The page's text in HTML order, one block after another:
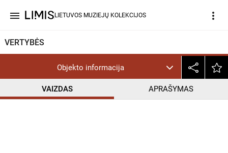
menu LIETUVOS MUZIEJŲ KOLEKCIJOS more_vert
VERTYBĖS
Objekto informacija
VAIZDAS APRAŠYMAS
InC help_outline